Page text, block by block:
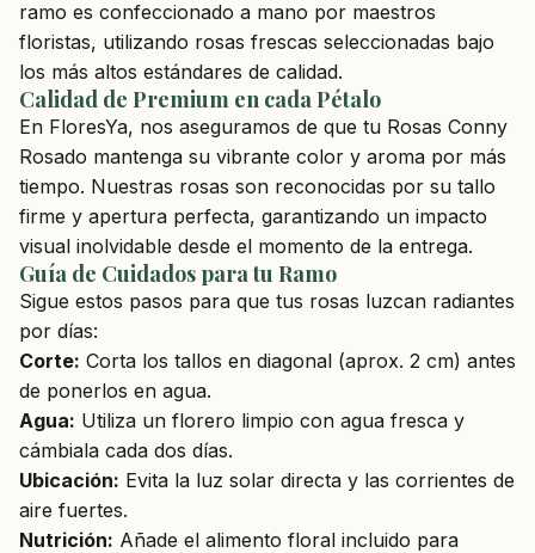
ramo es confeccionado a mano por maestros
floristas, utilizando rosas frescas seleccionadas bajo
los más altos estándares de calidad.
Calidad de Premium en cada Pétalo
En FloresYa, nos aseguramos de que tu Rosas Conny
Rosado mantenga su vibrante color y aroma por más
tiempo. Nuestras rosas son reconocidas por su tallo
firme y apertura perfecta, garantizando un impacto
visual inolvidable desde el momento de la entrega.
Guía de Cuidados para tu Ramo
Sigue estos pasos para que tus rosas luzcan radiantes
por días:
Corte: Corta los tallos en diagonal (aprox. 2 cm) antes
de ponerlos en agua.
Agua: Utiliza un florero limpio con agua fresca y
cámbiala cada dos días.
Ubicación: Evita la luz solar directa y las corrientes de
aire fuertes.
Nutrición: Añade el alimento floral incluido para